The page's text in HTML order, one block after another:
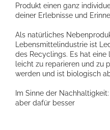
Produkt einen ganz
deiner Erlebnisse und
Als natürliches
Lebensmittelindustrie ist
des Recyclings. Es hat
leicht zu reparieren und zu
werden und ist biologisch
Im Sinne der
aber dafür besser